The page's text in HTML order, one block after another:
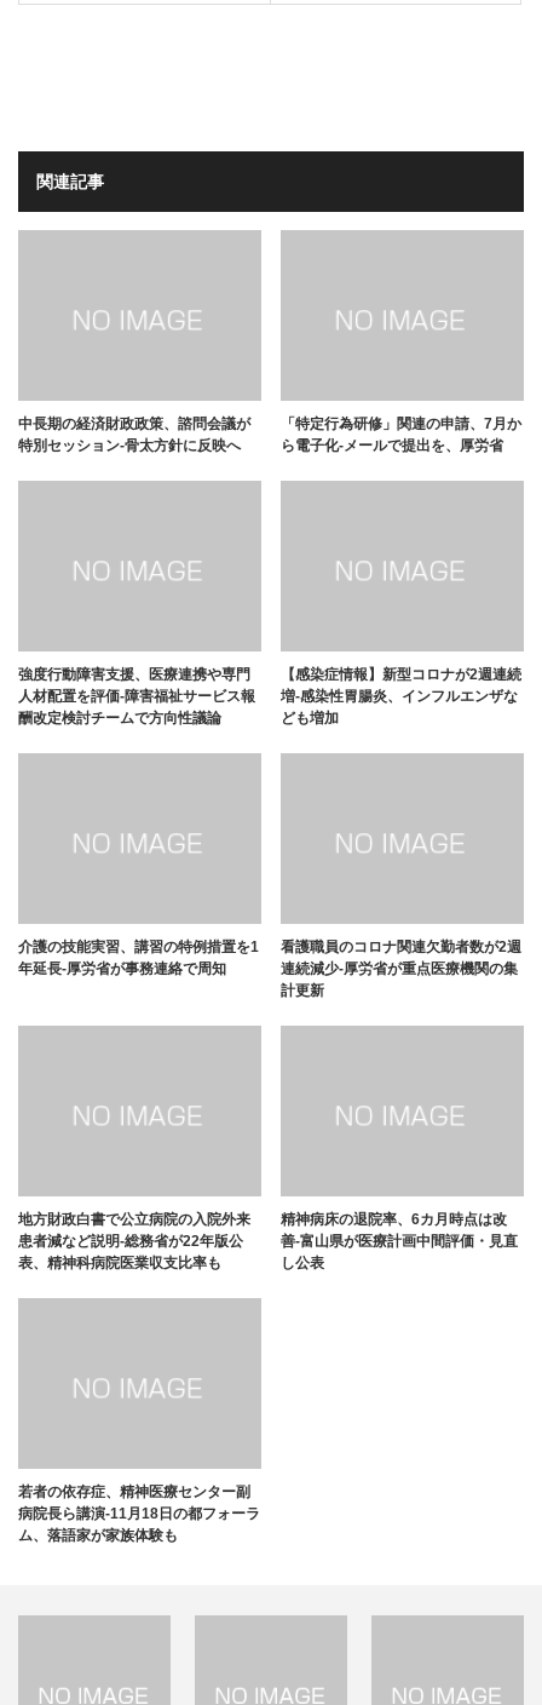
関連記事
中長期の経済財政政策、諮問会議が
特別セッション-骨太方針に反映へ
「特定行為研修」関連の申請、7月か
ら電子化-メールで提出を、厚労省
強度行動障害支援、医療連携や専門
人材配置を評価-障害福祉サービス報
酬改定検討チームで方向性議論
【感染症情報】新型コロナが2週連続
増-感染性胃腸炎、インフルエンザな
ども増加
介護の技能実習、講習の特例措置を1
年延長-厚労省が事務連絡で周知
看護職員のコロナ関連欠勤者数が2週
連続減少-厚労省が重点医療機関の集
計更新
地方財政白書で公立病院の入院外来
患者減など説明-総務省が22年版公
表、精神科病院医業収支比率も
精神病床の退院率、6カ月時点は改
善-富山県が医療計画中間評価・見直
し公表
若者の依存症、精神医療センター副
病院長ら講演-11月18日の都フォーラ
ム、落語家が家族体験も